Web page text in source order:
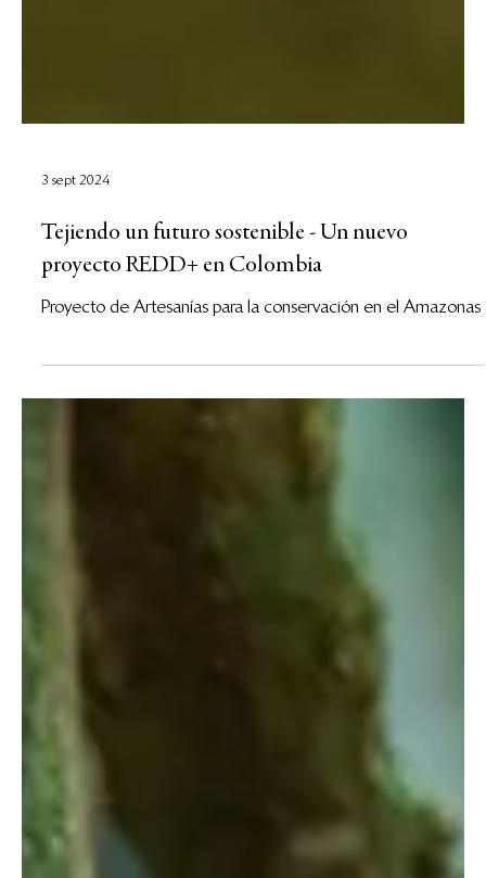
3 sept 2024
proyecto REDD+ en Colombia
Proyecto de Artesanías para la conservación en el Amazonas